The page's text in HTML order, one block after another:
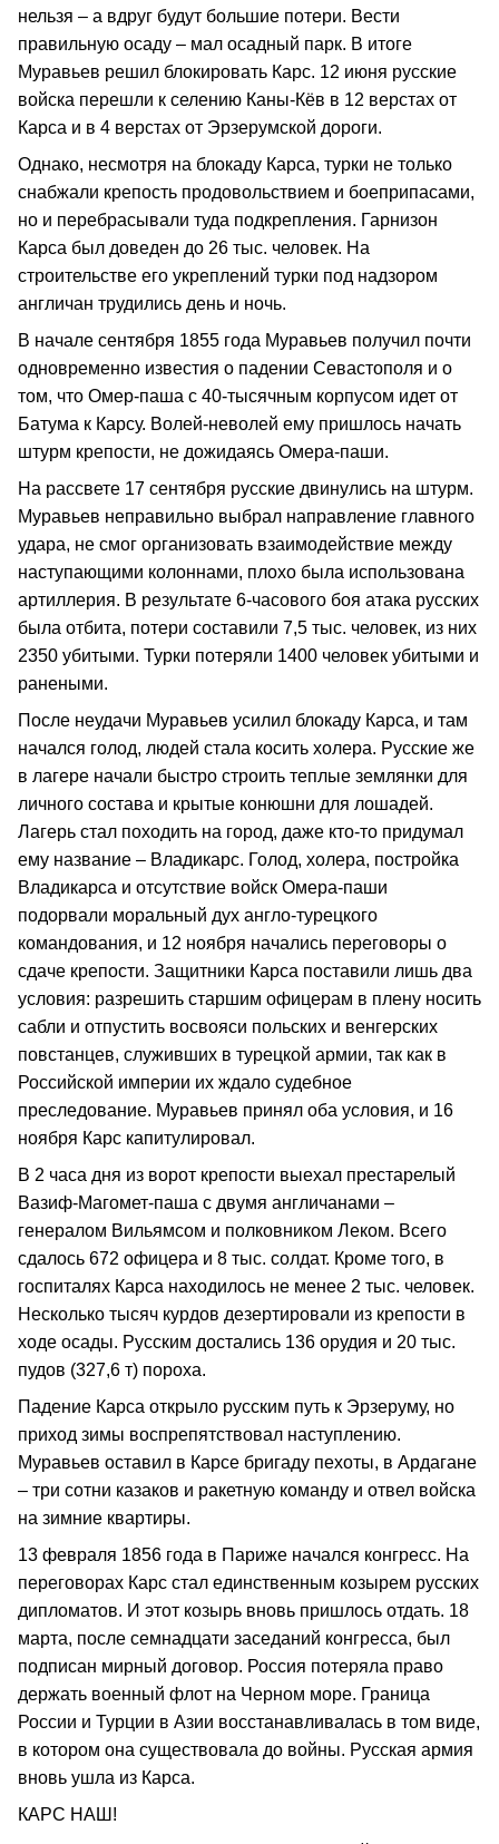
нельзя – а вдруг будут большие потери. Вести
правильную осаду – мал осадный парк. В итоге
Муравьев решил блокировать Карс. 12 июня русские
войска перешли к селению Каны-Кёв в 12 верстах от
Карса и в 4 верстах от Эрзерумской дороги.
Однако, несмотря на блокаду Карса, турки не только
снабжали крепость продовольствием и боеприпасами,
но и перебрасывали туда подкрепления. Гарнизон
Карса был доведен до 26 тыс. человек. На
строительстве его укреплений турки под надзором
англичан трудились день и ночь.
В начале сентября 1855 года Муравьев получил почти
одновременно известия о падении Севастополя и о
том, что Омер-паша с 40-тысячным корпусом идет от
Батума к Карсу. Волей-неволей ему пришлось начать
штурм крепости, не дожидаясь Омера-паши.
На рассвете 17 сентября русские двинулись на штурм.
Муравьев неправильно выбрал направление главного
удара, не смог организовать взаимодействие между
наступающими колоннами, плохо была использована
артиллерия. В результате 6-часового боя атака русских
была отбита, потери составили 7,5 тыс. человек, из них
2350 убитыми. Турки потеряли 1400 человек убитыми и
ранеными.
После неудачи Муравьев усилил блокаду Карса, и там
начался голод, людей стала косить холера. Русские же
в лагере начали быстро строить теплые землянки для
личного состава и крытые конюшни для лошадей.
Лагерь стал походить на город, даже кто-то придумал
ему название – Владикарс. Голод, холера, постройка
Владикарса и отсутствие войск Омера-паши
подорвали моральный дух англо-турецкого
командования, и 12 ноября начались переговоры о
сдаче крепости. Защитники Карса поставили лишь два
условия: разрешить старшим офицерам в плену носить
сабли и отпустить восвояси польских и венгерских
повстанцев, служивших в турецкой армии, так как в
Российской империи их ждало судебное
преследование. Муравьев принял оба условия, и 16
ноября Карс капитулировал.
В 2 часа дня из ворот крепости выехал престарелый
Вазиф-Магомет-паша с двумя англичанами –
генералом Вильямсом и полковником Леком. Всего
сдалось 672 офицера и 8 тыс. солдат. Кроме того, в
госпиталях Карса находилось не менее 2 тыс. человек.
Несколько тысяч курдов дезертировали из крепости в
ходе осады. Русским достались 136 орудия и 20 тыс.
пудов (327,6 т) пороха.
Падение Карса открыло русским путь к Эрзеруму, но
приход зимы воспрепятствовал наступлению.
Муравьев оставил в Карсе бригаду пехоты, в Ардагане
– три сотни казаков и ракетную команду и отвел войска
на зимние квартиры.
13 февраля 1856 года в Париже начался конгресс. На
переговорах Карс стал единственным козырем русских
дипломатов. И этот козырь вновь пришлось отдать. 18
марта, после семнадцати заседаний конгресса, был
подписан мирный договор. Россия потеряла право
держать военный флот на Черном море. Граница
России и Турции в Азии восстанавливалась в том виде,
в котором она существовала до войны. Русская армия
вновь ушла из Карса.
КАРС НАШ!